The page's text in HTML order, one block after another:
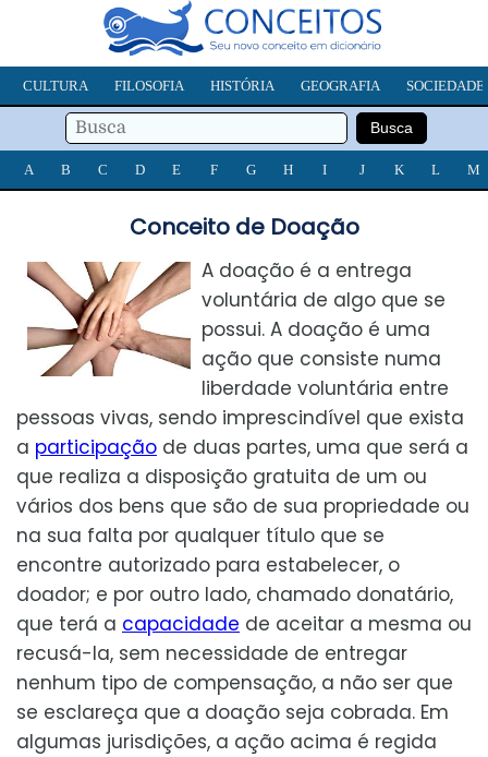
CULTURA FILOSOFIA HISTÓRIA GEOGRAFIA SOCIEDADE
A B C D E F G H I J K L M
Conceito de Doação
A doação é a entrega
voluntária de algo que se
possui. A doação é uma
ação que consiste numa
liberdade voluntária entre
pessoas vivas, sendo imprescindível que exista
a participação de duas partes, uma que será a
que realiza a disposição gratuita de um ou
vários dos bens que são de sua propriedade ou
na sua falta por qualquer título que se
encontre autorizado para estabelecer, o
doador; e por outro lado, chamado donatário,
que terá a capacidade de aceitar a mesma ou
recusá-la, sem necessidade de entregar
nenhum tipo de compensação, a não ser que
se esclareça que a doação seja cobrada. Em
algumas jurisdições, a ação acima é regida